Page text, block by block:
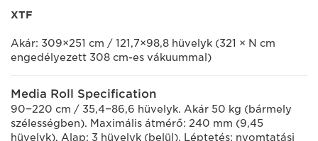
XTF
Akár: 309×251 cm / 121,7×98,8 hüvelyk (321 × N cm
engedélyezett 308 cm-es vákuummal)
Media Roll Specification
90−220 cm / 35,4−86,6 hüvelyk. Akár 50 kg (bármely
szélességben). Maximális átmérő: 240 mm (9,45
hüvelyk). Alap: 3 hüvelyk (belül). Léptetés: nyomtatási